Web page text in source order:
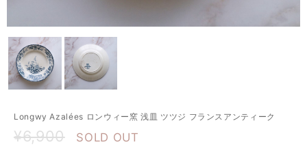
Longwy Azalées ロンウィー窯 浅皿 ツツジ フランスアンティーク
¥6,900 SOLD OUT